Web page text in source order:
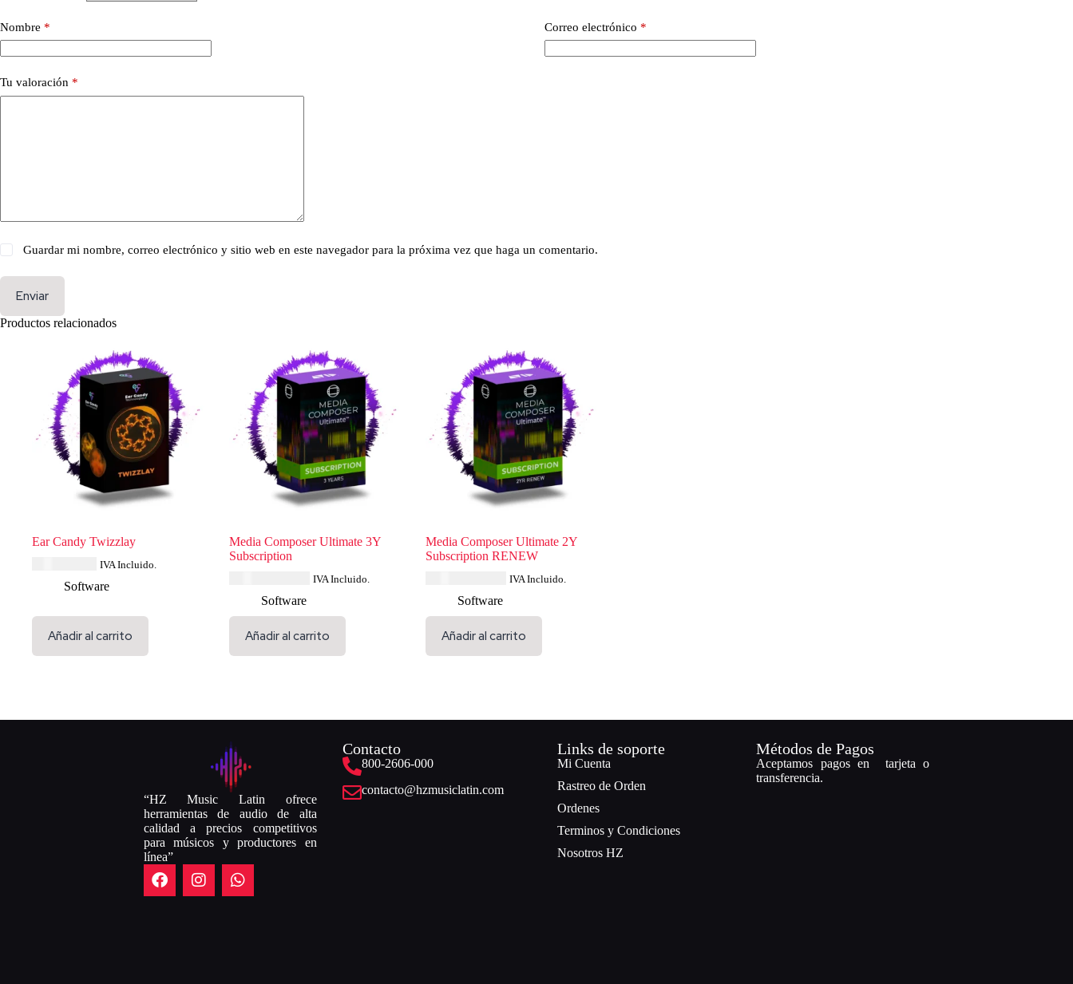
Nombre * Correo electrónico *
Tu valoración *
Guardar mi nombre, correo electrónico y sitio web en este navegador para la próxima vez que haga un comentario.
Enviar
Productos relacionados
Ear Candy Twizzlay
IVA Incluido.
Software
Añadir al carrito
Media Composer Ultimate 3Y
Subscription
IVA Incluido.
Software
Añadir al carrito
Media Composer Ultimate 2Y
Subscription RENEW
IVA Incluido.
Software
Añadir al carrito
“HZ Music Latin ofrece
herramientas de audio de alta
calidad a precios competitivos
para músicos y productores en
línea”
Contacto
800-2606-000
contacto@hzmusiclatin.com
Links de soporte
Mi Cuenta
Rastreo de Orden
Ordenes
Terminos y Condiciones
Nosotros HZ
Métodos de Pagos
Aceptamos pagos en tarjeta o
transferencia.